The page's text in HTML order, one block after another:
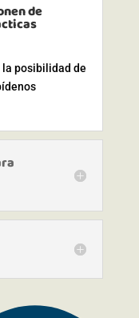
de
la posibilidad de